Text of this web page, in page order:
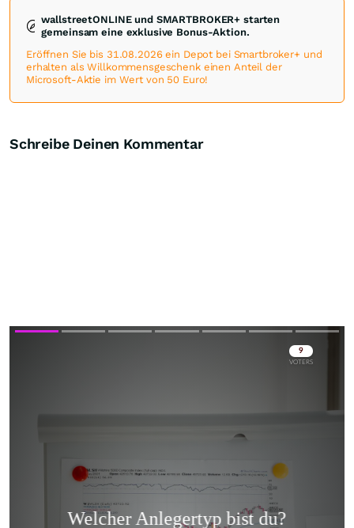
wallstreetONLINE und SMARTBROKER+ starten
gemeinsam eine exklusive Bonus-Aktion.
Eröffnen Sie bis 31.08.2026 ein Depot bei Smartbroker+ und
erhalten als Willkommensgeschenk einen Anteil der
Microsoft-Aktie im Wert von 50 Euro!
Schreibe Deinen Kommentar